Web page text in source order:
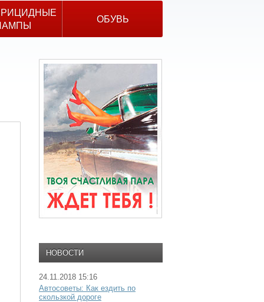
ОБУВЬ
НОВОСТИ
24.11.2018 15:16
Автосоветы: Как ездить по
скользкой дороге